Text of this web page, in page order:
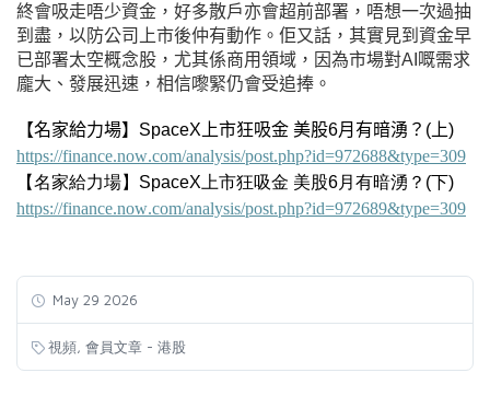
終會吸走唔少資金，好多散戶亦會超前部署，唔想一次過抽
到盡，以防公司上市後仲有動作。佢又話，其實見到資金早
已部署太空概念股，尤其係商用領域，因為市場對AI嘅需求
龐大、發展迅速，相信嚟緊仍會受追捧。
【名家給力場】SpaceX上市狂吸金 美股6月有暗湧？(上)
https://finance.now.com/analysis/post.php?id=972688&type=309
【名家給力場】SpaceX上市狂吸金 美股6月有暗湧？(下)
https://finance.now.com/analysis/post.php?id=972689&type=309
May 29 2026
視頻, 會員文章 - 港股